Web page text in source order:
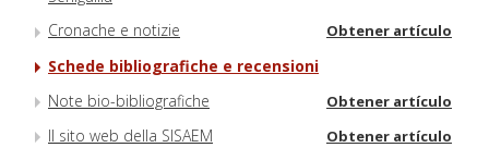
Cronache e notizie Obtener artículo
Schede bibliografiche e recensioni
Note bio-bibliografiche
Obtener artículo
Il sito web della SISAEM Obtener artículo